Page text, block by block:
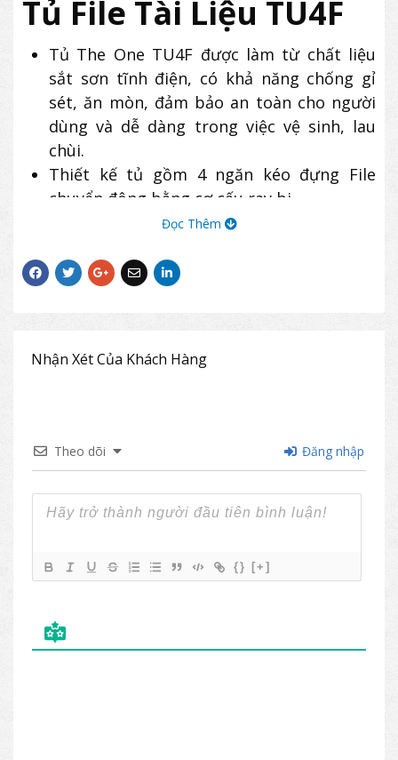
Tủ File Tài Liệu TU4F
Tủ The One TU4F được làm từ chất liệu
sắt sơn tĩnh điện, có khả năng chống gỉ
sét, ăn mòn, đảm bảo an toàn cho người
dùng và dễ dàng trong việc vệ sinh, lau
chùi.
Thiết kế tủ gồm 4 ngăn kéo đựng File
chuyển động bằng cơ cấu ray bi.
Mỗi ngăn có 1 tay nắm nhựa, tủ sử dụng
Sản phẩm tủ sắt TU4F có kiểu dáng hiện
hồ sơ tại các văn phòng làm việc.
Đọc Thêm
Nhận Xét Của Khách Hàng
Theo dõi Đăng nhập
{} [+]